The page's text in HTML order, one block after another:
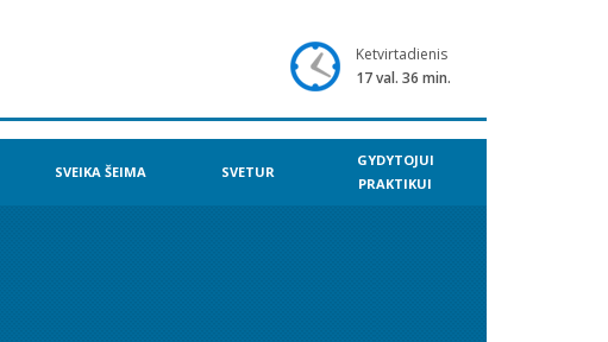
Ketvirtadienis
17 val. 36 min.
SVEIKA ŠEIMA SVETUR
GYDYTOJUI
PRAKTIKUI